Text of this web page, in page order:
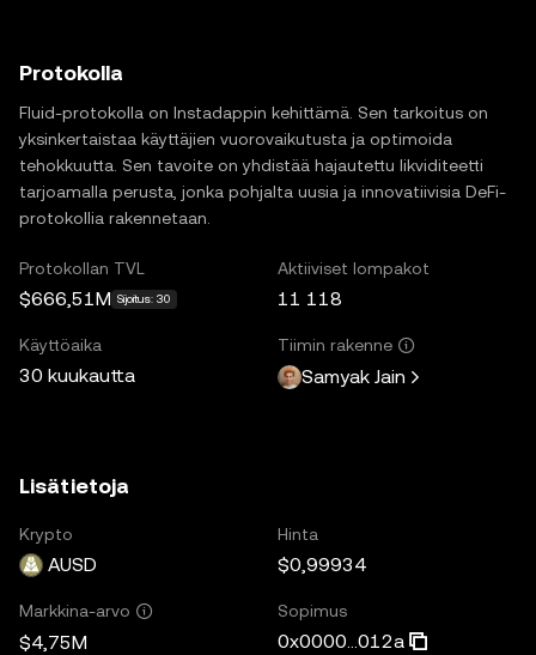
Protokolla
Fluid-protokolla on Instadappin kehittämä. Sen tarkoitus on
yksinkertaistaa käyttäjien vuorovaikutusta ja optimoida
tehokkuutta. Sen tavoite on yhdistää hajautettu likviditeetti
tarjoamalla perusta, jonka pohjalta uusia ja innovatiivisia DeFi-
protokollia rakennetaan.
Protokollan TVL
$666,51M Sijoitus: 30
Aktiiviset lompakot
11 118
Käyttöaika
30 kuukautta
Tiimin rakenne
Samyak Jain
Lisätietoja
Krypto
AUSD
Hinta
$0,99934
Markkina-arvo
$4,75M
Sopimus
0x0000...012a